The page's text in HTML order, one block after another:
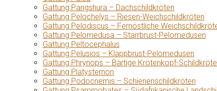
Gattung Pangshura – Dachschildkröten
Gattung Pelochelys – Riesen-Weichschildkröten
Gattung Pelodiscus – Fernöstliche
Gattung Pelomedusa – Starrbrust-Pelomedusen
Gattung Peltocephalus
Gattung Pelusios – Klappbrust-Pelomedusen
Gattung Phrynops – Bärtige Krötenkopf-
Gattung Platysternon
Gattung Podocnemis – Schienenschildkröten